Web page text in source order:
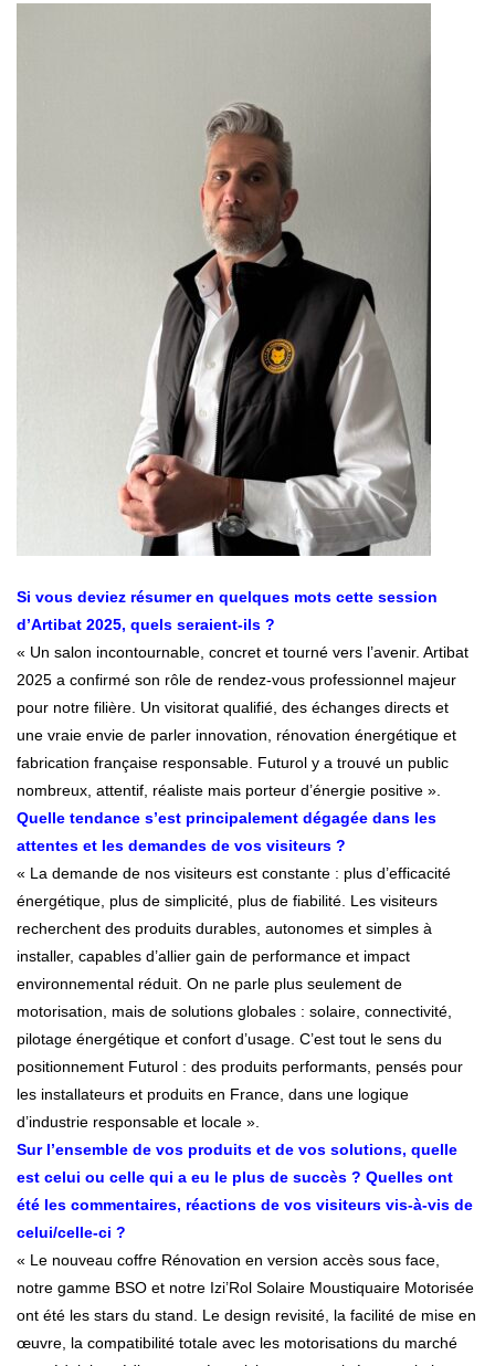
Si vous deviez résumer en quelques mots cette session
d’Artibat 2025, quels seraient-ils ?
« Un salon incontournable, concret et tourné vers l’avenir. Artibat
2025 a confirmé son rôle de rendez-vous professionnel majeur
pour notre filière. Un visitorat qualifié, des échanges directs et
une vraie envie de parler innovation, rénovation énergétique et
fabrication française responsable. Futurol y a trouvé un public
nombreux, attentif, réaliste mais porteur d’énergie positive ».
Quelle tendance s’est principalement dégagée dans les
attentes et les demandes de vos visiteurs ?
« La demande de nos visiteurs est constante : plus d’efficacité
énergétique, plus de simplicité, plus de fiabilité. Les visiteurs
recherchent des produits durables, autonomes et simples à
installer, capables d’allier gain de performance et impact
environnemental réduit. On ne parle plus seulement de
motorisation, mais de solutions globales : solaire, connectivité,
pilotage énergétique et confort d’usage. C’est tout le sens du
positionnement Futurol : des produits performants, pensés pour
les installateurs et produits en France, dans une logique
d’industrie responsable et locale ».
Sur l’ensemble de vos produits et de vos solutions, quelle
est celui ou celle qui a eu le plus de succès ? Quelles ont
été les commentaires, réactions de vos visiteurs vis-à-vis de
celui/celle-ci ?
« Le nouveau coffre Rénovation en version accès sous face,
notre gamme BSO et notre Izi’Rol Solaire Moustiquaire Motorisée
ont été les stars du stand. Le design revisité, la facilité de mise en
œuvre, la compatibilité totale avec les motorisations du marché